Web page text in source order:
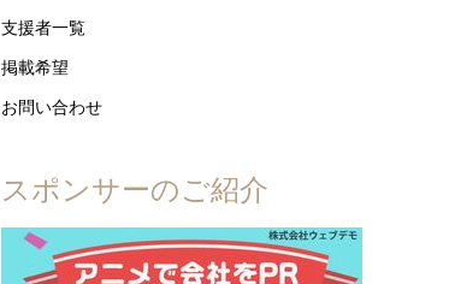
支援者一覧
掲載希望
お問い合わせ
スポンサーのご紹介